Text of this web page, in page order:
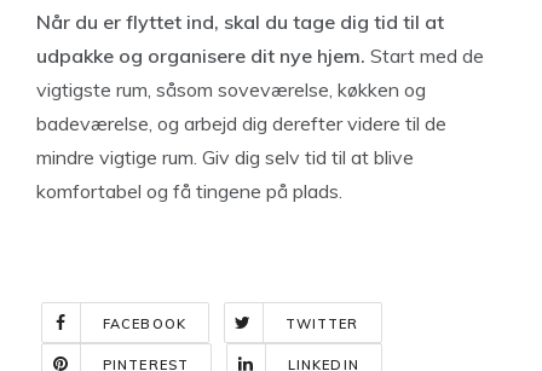
Når du er flyttet ind, skal du tage dig tid til at
udpakke og organisere dit nye hjem. Start med de
vigtigste rum, såsom soveværelse, køkken og
badeværelse, og arbejd dig derefter videre til de
mindre vigtige rum. Giv dig selv tid til at blive
komfortabel og få tingene på plads.
FACEBOOK TWITTER
PINTEREST LINKEDIN